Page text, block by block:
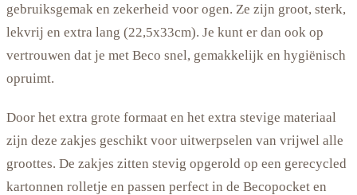
gebruiksgemak en zekerheid voor ogen. Ze zijn groot, sterk,
lekvrij en extra lang (22,5x33cm). Je kunt er dan ook op
vertrouwen dat je met Beco snel, gemakkelijk en hygiënisch
opruimt.
Door het extra grote formaat en het extra stevige materiaal
zijn deze zakjes geschikt voor uitwerpselen van vrijwel alle
groottes. De zakjes zitten stevig opgerold op een gerecycled
kartonnen rolletje en passen perfect in de Becopocket en